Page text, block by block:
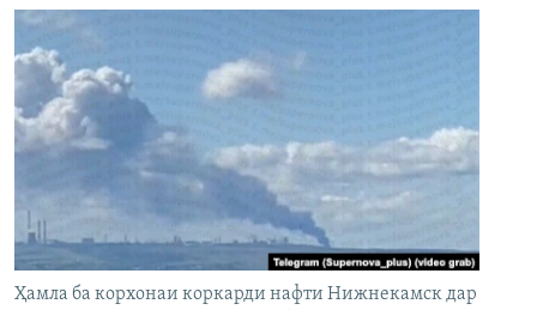
Ҳамла ба корхонаи коркарди нафти Нижнекамск дар